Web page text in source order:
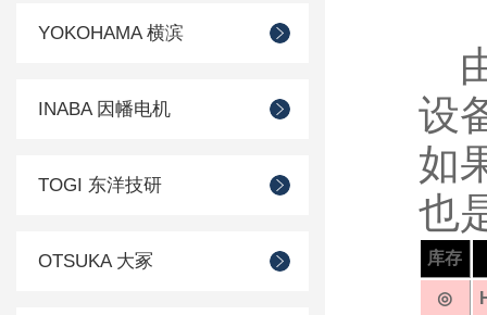
YOKOHAMA 横滨
INABA 因幡电机
TOGI 东洋技研
OTSUKA 大冢
设
如
也
库存
◎